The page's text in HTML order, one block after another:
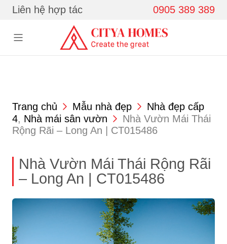
Skip to content
Liên hệ hợp tác 0905 389 389
Trang chủ Mẫu nhà đẹp
Nhà đẹp cấp
4, Nhà mái sân vườn
Nhà Vườn Mái Thái
Rộng Rãi – Long An | CT015486
Nhà Vườn Mái Thái Rộng Rãi
– Long An | CT015486